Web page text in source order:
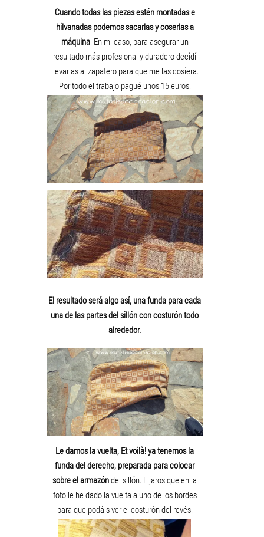
Cuando todas las piezas estén montadas e
hilvanadas podemos sacarlas y coserlas a
máquina. En mi caso, para asegurar un
resultado más profesional y duradero decidí
llevarlas al zapatero para que me las cosiera.
Por todo el trabajo pagué unos 15 euros.
El resultado será algo así, una funda para cada
una de las partes del sillón con costurón todo
alrededor.
Le damos la vuelta, Et voilà! ya tenemos la
funda del derecho, preparada para colocar
sobre el armazóndel sillón. Fijaros que en la
foto le he dado la vuelta a uno de los bordes
para que podáis ver el costurón del revés.